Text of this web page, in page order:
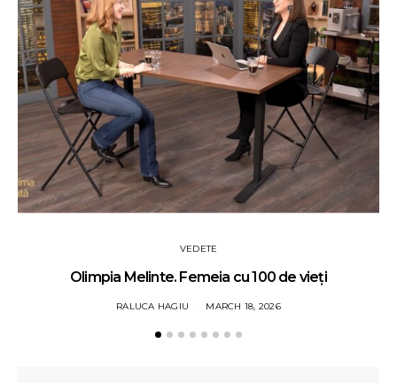
VEDETE
Olimpia Melinte. Femeia cu 100 de vieți
RALUCA HAGIU MARCH 18, 2026